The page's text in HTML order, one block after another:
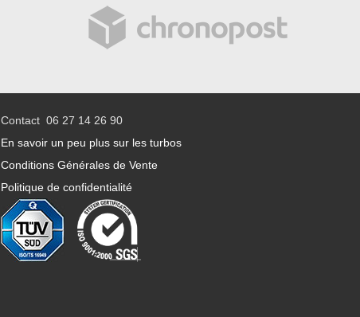
Contact 06 27 14 26 90
En savoir un peu plus sur les turbos
Conditions Générales de Vente
Politique de confidentialité